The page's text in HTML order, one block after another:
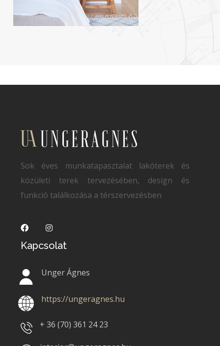
Sok éves munkatapasztalat lakóterek és
közületi terek tervezésében, design és
funkció találkozása a térszervezésben
Kapcsolat
Unger Ágnes
https://ungeragnes.hu
+ 36 (70)361 24 23